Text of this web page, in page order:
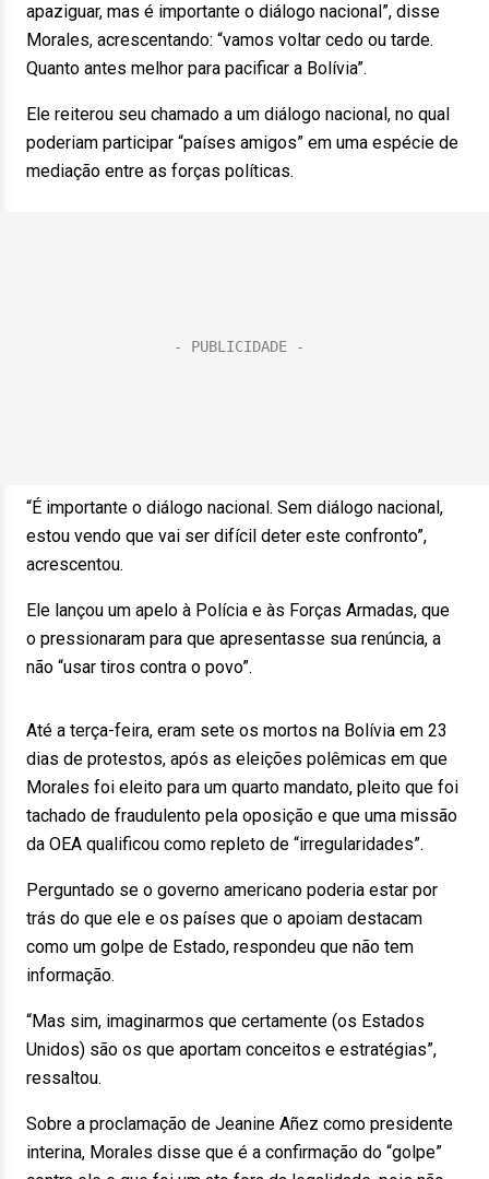
apaziguar, mas é importante o diálogo nacional”, disse
Morales, acrescentando: “vamos voltar cedo ou tarde.
Quanto antes melhor para pacificar a Bolívia”.
Ele reiterou seu chamado a um diálogo nacional, no qual
poderiam participar “países amigos” em uma espécie de
mediação entre as forças políticas.
“É importante o diálogo nacional. Sem diálogo nacional,
estou vendo que vai ser difícil deter este confronto”,
acrescentou.
Ele lançou um apelo à Polícia e às Forças Armadas, que
o pressionaram para que apresentasse sua renúncia, a
não “usar tiros contra o povo”.
Até a terça-feira, eram sete os mortos na Bolívia em 23
dias de protestos, após as eleições polêmicas em que
Morales foi eleito para um quarto mandato, pleito que foi
tachado de fraudulento pela oposição e que uma missão
da OEA qualificou como repleto de “irregularidades”.
Perguntado se o governo americano poderia estar por
trás do que ele e os países que o apoiam destacam
como um golpe de Estado, respondeu que não tem
informação.
“Mas sim, imaginarmos que certamente (os Estados
Unidos) são os que aportam conceitos e estratégias”,
ressaltou.
Sobre a proclamação de Jeanine Añez como presidente
interina, Morales disse que é a confirmação do “golpe”